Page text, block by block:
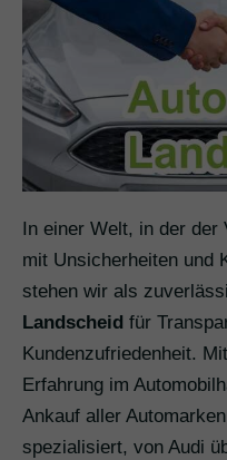
In einer Welt, in der der
mit Unsicherheiten und
stehen wir als
Landscheid für
Kundenzufriedenheit.
Erfahrung im
Ankauf aller
spezialisiert, von Audi